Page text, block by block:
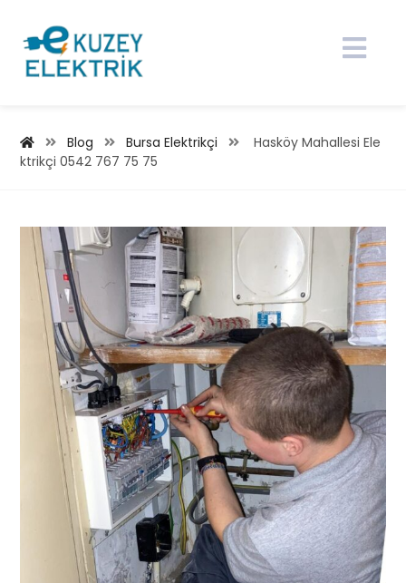
Blog Bursa Elektrikçi
Hasköy Mahallesi Ele
ktrikçi 0542 767 75 75